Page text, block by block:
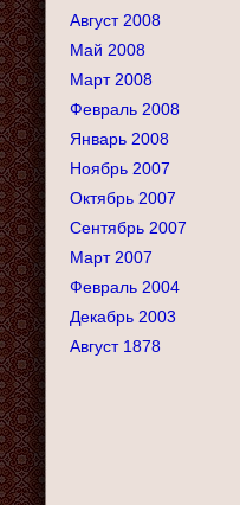
Август 2008
Май 2008
Март 2008
Февраль 2008
Январь 2008
Ноябрь 2007
Октябрь 2007
Сентябрь 2007
Март 2007
Февраль 2004
Декабрь 2003
Август 1878